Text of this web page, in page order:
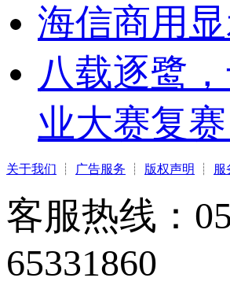
海信商用
八载逐鹭
业大赛复赛
关于我们 ┊ 广告服务 ┊ 版权声明 ┊ 服
客服热线：
65331860